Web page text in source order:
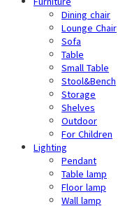
Dining chair
Lounge Chair
Sofa
Table
Small Table
Stool&Bench
Storage
Shelves
Outdoor
For Children
Lighting
Pendant
Table lamp
Floor lamp
Wall lamp